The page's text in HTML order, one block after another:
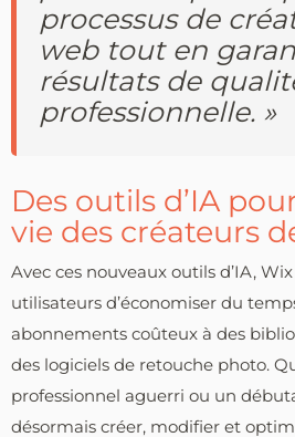
processus de
web tout en
résultats de
professionnelle. »
Des outils d’IA
vie des créateurs
Avec ces nouveaux outils d’IA,
utilisateurs d’économiser du
abonnements coûteux à des
des logiciels de retouche photo.
professionnel aguerri ou un
désormais créer, modifier et